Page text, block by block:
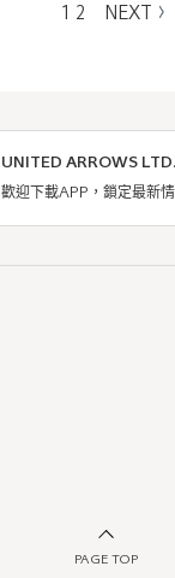
1 2 NEXT
UNITED ARROWS
歡迎下載APP，鎖定最新
PAGE TOP